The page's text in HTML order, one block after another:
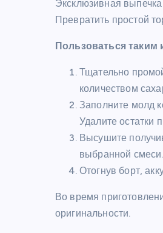
Эксклюзивная
Превратить простой
Пользоваться таким
Тщательно
количеством
Заполните молд
Удалите остатки
Высушите
выбранной смеси.
Отогнув борт,
Во время
оригинальности.